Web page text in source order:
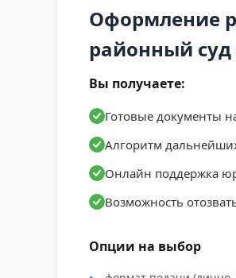
Оформление
районный суд
Вы получаете:
Готовые документы
Алгоритм
Онлайн поддержка
Возможность
Опции на выбор